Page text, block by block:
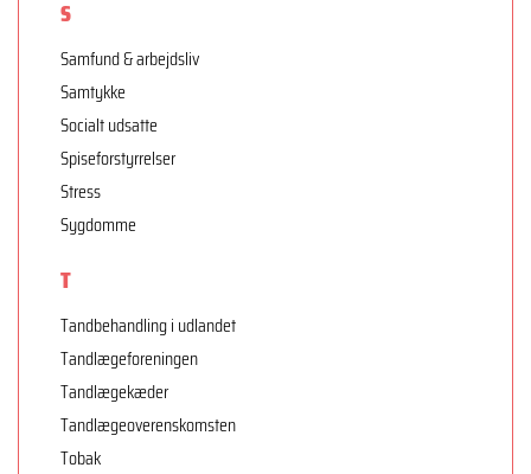
S
Samfund & arbejdsliv
Samtykke
Socialt udsatte
Spiseforstyrrelser
Stress
Sygdomme
T
Tandbehandling i udlandet
Tandlægeforeningen
Tandlægekæder
Tandlægeoverenskomsten
Tobak